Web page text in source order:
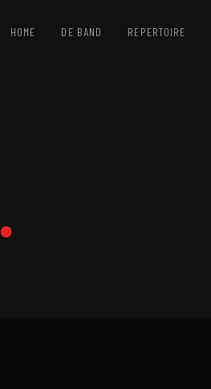
HOME DE BAND REPERTOIRE
.